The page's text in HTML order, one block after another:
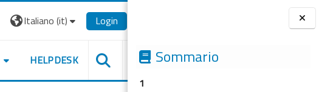
Blocchi
Sommario
1
Italiano ‎(it)‎ Login
HELPDESK